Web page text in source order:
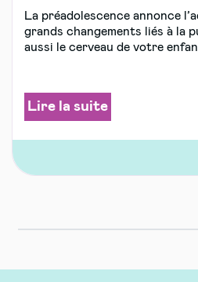
La préadolescence annonce
grands changements liés à la
aussi le cerveau de votre
Lire la suite